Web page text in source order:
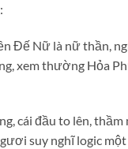
Đế Nữ là nữ thần,
xem thường Hỏa
cái đầu to lên, thầm
suy nghĩ logic